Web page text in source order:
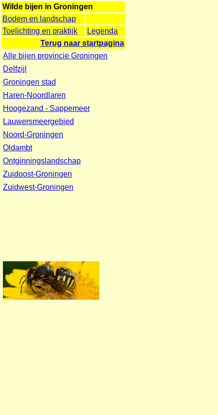
Alle bijen provincie Groningen
Delfzijl
Groningen stad
Haren-Noordlaren
Hoogezand - Sappemeer
Lauwersmeergebied
Noord-Groningen
Oldambt
Ontginningslandschap
Zuidoost-Groningen
Zuidwest-Groningen
Wilde bijen in Groningen
Bodem en landschap
Toelichting en praktijk
Legenda
Terug naar startpagina